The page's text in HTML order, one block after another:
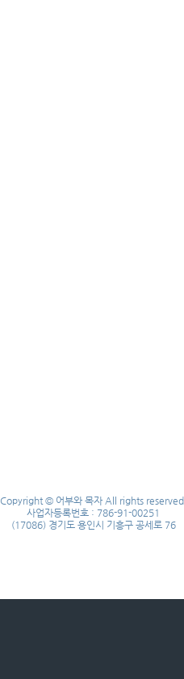
Copyright © 어부와 목자 All rights reserved.
사업자등록번호 : 786-91-00251
(17086) 경기도 용인시 기흥구 공세로 76